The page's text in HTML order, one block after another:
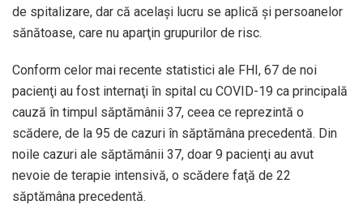
de spitalizare, dar că acelaşi lucru se aplică şi persoanelor
sănătoase, care nu aparţin grupurilor de risc.
Conform celor mai recente statistici ale FHI, 67 de noi
pacienţi au fost internaţi în spital cu COVID-19 ca principală
cauză în timpul săptămânii 37, ceea ce reprezintă o
scădere, de la 95 de cazuri în săptămâna precedentă. Din
noile cazuri ale săptămânii 37, doar 9 pacienţi au avut
nevoie de terapie intensivă, o scădere faţă de 22
săptămâna precedentă.